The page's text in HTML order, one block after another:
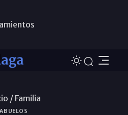
/ Familia
ABUELOS